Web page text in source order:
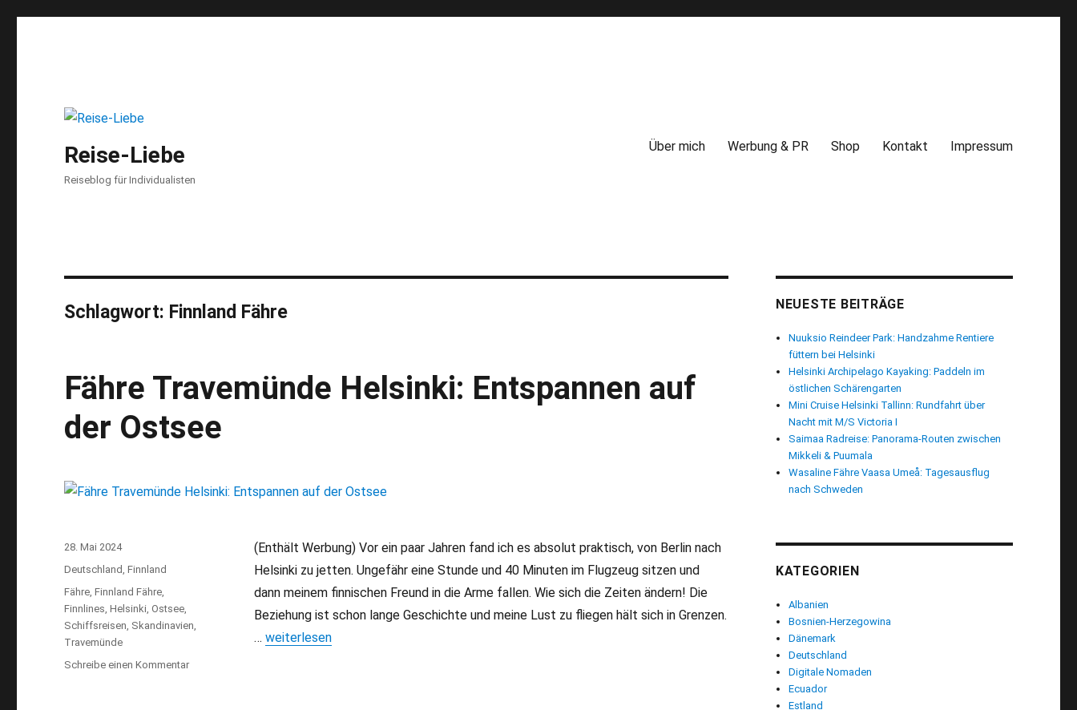
Reise-Liebe
Reiseblog für Individualisten
Über mich Werbung & PR Shop Kontakt Impressum
Schlagwort: Finnland Fähre
Fähre Travemünde Helsinki: Entspannen auf
der Ostsee
(Enthält Werbung) Vor ein paar Jahren fand ich es absolut praktisch, von Berlin nach
Helsinki zu jetten. Ungefähr eine Stunde und 40 Minuten im Flugzeug sitzen und
dann meinem finnischen Freund in die Arme fallen. Wie sich die Zeiten ändern! Die
Beziehung ist schon lange Geschichte und meine Lust zu fliegen hält sich in Grenzen.
… „Fähre Travemünde Helsinki: Entspannen auf der Ostsee“
weiterlesen
Veröffentlicht
am
28. Mai 2024
Kategorien
Deutschland ,Finnland
Schlagwörter
Fähre ,Finnland Fähre
Finnlines ,Helsinki ,Ostsee
Schiffsreisen Skandinavien
Travemünde
Schreibe einen Kommentar
NEUESTE BEITRÄGE
Nuuksio Reindeer Park: Handzahme Rentiere
füttern bei Helsinki
Helsinki Archipelago Kayaking: Paddeln im
östlichen Schärengarten
Mini Cruise Helsinki Tallinn: Rundfahrt über
Nacht mit M/S Victoria I
Saimaa Radreise: Panorama-Routen zwischen
Mikkeli & Puumala
Wasaline Fähre Vaasa Umeå: Tagesausflug
nach Schweden
KATEGORIEN
Albanien
Bosnien-Herzegowina
Dänemark
Deutschland
Digitale Nomaden
Ecuador
Estland